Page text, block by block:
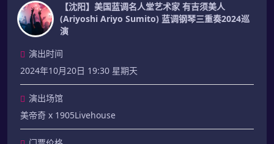
【沈阳】美国蓝调名人堂艺术家 有吉须美人
(Ariyoshi Ariyo Sumito) 蓝调钢琴三重奏2024巡
演
演出时间
2024年10月20日 19:30 星期天
演出场馆
美帝奇 x 1905Livehouse